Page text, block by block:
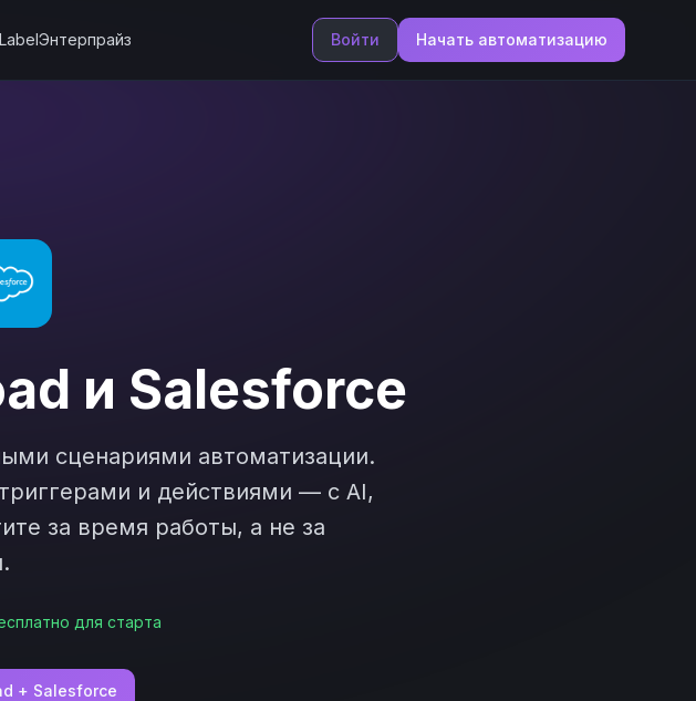
Энтерпрайз Войти Начать автоматизацию
и Salesforce
сценариями автоматизации.
и действиями — с AI,
за время работы, а не за
для старта
+ Salesforce